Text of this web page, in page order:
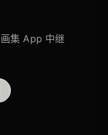
集 App 中继